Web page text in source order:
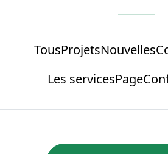
TousProjetsNouvelles
Les servicesPage